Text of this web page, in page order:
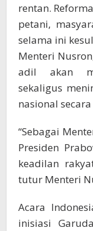
rentan.
petani,
selama ini
Menteri
adil akan
sekaligus
nasional
“Sebagai
Presiden
keadilan
tutur Menteri
Acara
inisiasi